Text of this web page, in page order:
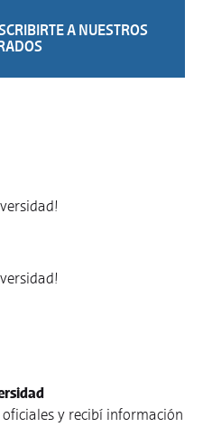
A NUESTROS
y recibí información